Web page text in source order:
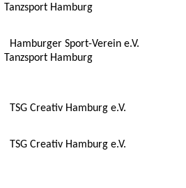
Tanzsport Hamburg
Hamburger Sport-Verein e.V.
Tanzsport Hamburg
TSG Creativ Hamburg e.V.
TSG Creativ Hamburg e.V.